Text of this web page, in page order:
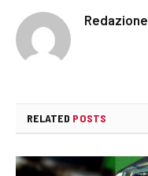
Redazione
RELATED POSTS